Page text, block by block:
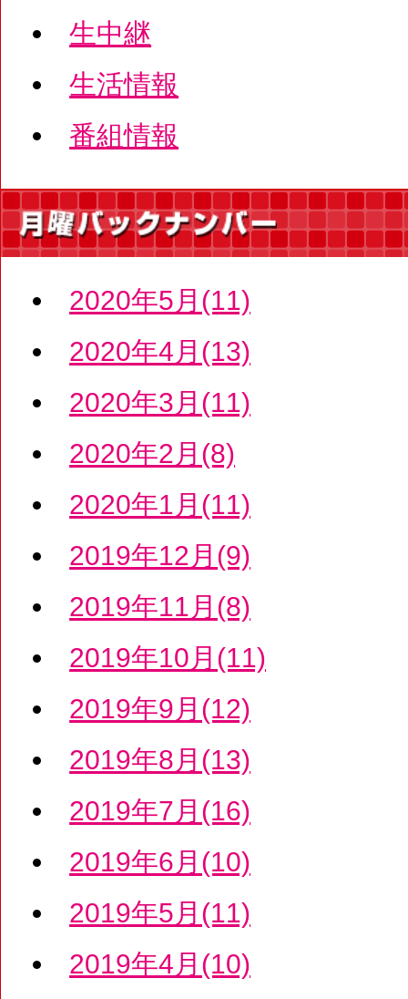
生中継
生活情報
番組情報
2020年5月(11)
2020年4月(13)
2020年3月(11)
2020年2月(8)
2020年1月(11)
2019年12月(9)
2019年11月(8)
2019年10月(11)
2019年9月(12)
2019年8月(13)
2019年7月(16)
2019年6月(10)
2019年5月(11)
2019年4月(10)